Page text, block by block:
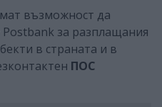
възможност да
Postbank за разплащания
в страната и в
ПОС